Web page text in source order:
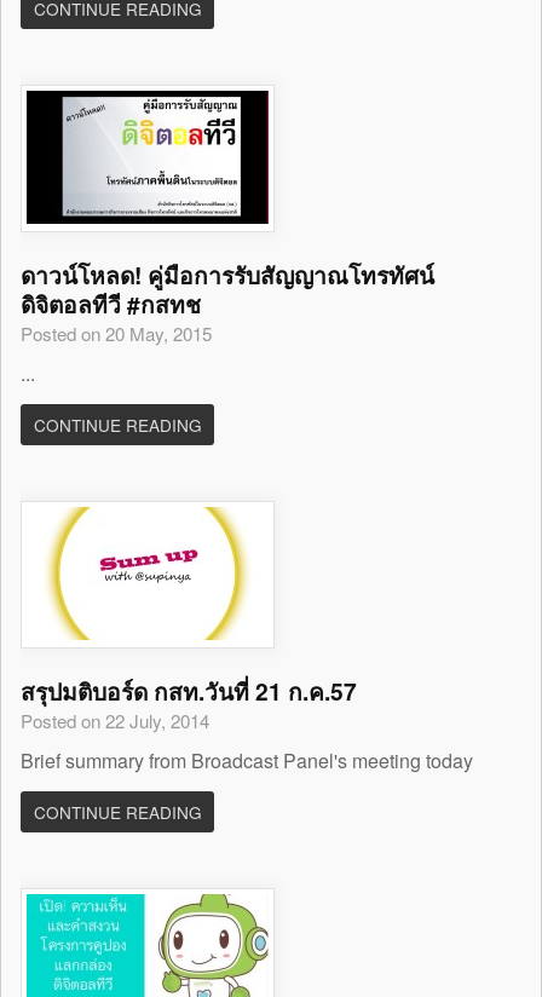
CONTINUE READING
ดาวน์โหลด! คู่มือการรับสัญญาณโทรทัศน์
ดิจิตอลทีวี #กสทช
Posted on 20 May, 2015
...
CONTINUE READING
สรุปมติบอร์ด กสท.วันที่ 21 ก.ค.57
Posted on 22 July, 2014
Brief summary from Broadcast Panel's meeting today
CONTINUE READING